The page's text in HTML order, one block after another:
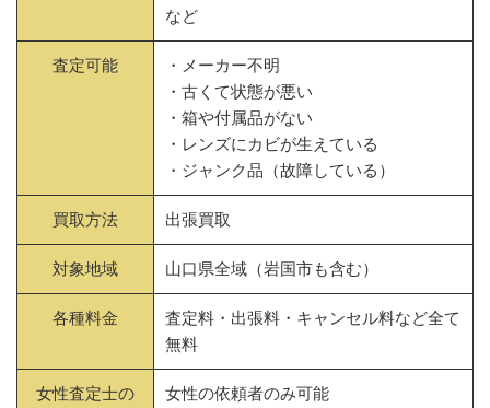
など
査定可能
・メーカー不明
・古くて状態が悪い
・箱や付属品がない
・レンズにカビが生えている
・ジャンク品（故障している）
買取方法 出張買取
対象地域 山口県全域（岩国市も含む）
各種料金
査定料・出張料・キャンセル料など全て
無料
女性査定士の
女性の依頼者のみ可能